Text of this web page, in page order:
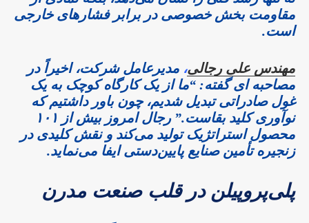
مقاومت بخش خصوصی در برابر فشارهای خارجی
است.
مهندس علی رجالی، مدیرعامل شرکت، اخیراً در
مصاحبه ای گفته: “ما از یک کارگاه کوچک به یک
غول صادراتی تبدیل شدیم، چون باور داشتیم که
نوآوری کلید بقاست.” رجال امروز بیش از ۱۰۱
محصول استراتژیک تولید می‌کند و نقش کلیدی در
زنجیره تأمین صنایع پایین‌دستی ایفا می‌نماید.
پلی‌پروپیلن در قلب صنعت مدرن